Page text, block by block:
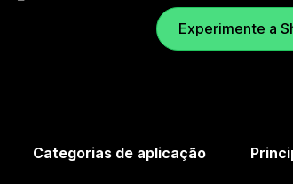
Experimente a
Categorias de aplicação